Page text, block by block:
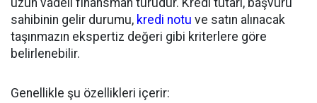
uzun vadeli finansman türüdür. Kredi tutarı, başvuru
sahibinin gelir durumu, kredi notu ve satın alınacak
taşınmazın ekspertiz değeri gibi kriterlere göre
belirlenebilir.
Genellikle şu özellikleri içerir: